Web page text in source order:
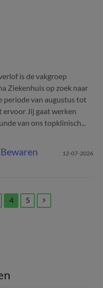
is de vakgroep
Ziekenhuis op zoek naar
periode van augustus tot
ervoor Jij gaat werken
van ons topklinisch...
Bewaren 12-07-2026
4
(current)
5